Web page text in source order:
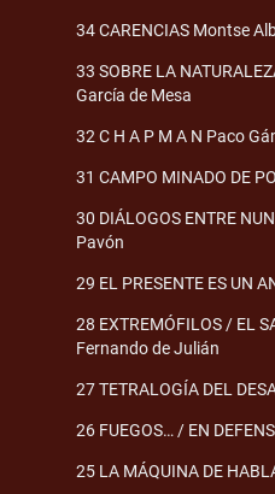
34 CARENCIAS Montse
33 SOBRE LA
García de Mesa
32 C H A P M A N Paco
31 CAMPO MINADO DE
30 DIÁLOGOS ENTRE
Pavón
29 EL PRESENTE ES UN
28 EXTREMÓFILOS / EL
Fernando de Julián
27 TETRALOGÍA DEL
26 FUEGOS… / EN
25 LA MÁQUINA DE